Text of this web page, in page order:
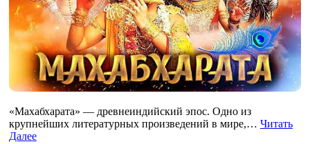
«Махабхарата» — древнеиндийский эпос. Одно из
крупнейших литературных произведений в мире,… Читать
Далее